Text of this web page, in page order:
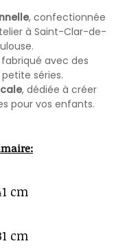
, confectionnée
à Saint-Clar-de-
fabriqué avec des
séries.
, dédiée à créer
pour vos enfants.
28 cm
cm
19 cm
cm